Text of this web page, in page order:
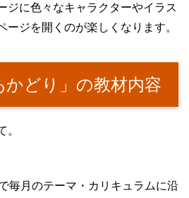
ジに色々なキャラクターやイラス
ージを開くのが楽しくなります。
かどり」の教材内容
。
毎月のテーマ・カリキュラムに沿